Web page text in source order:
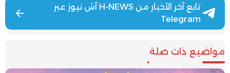
تابع آخر الأخبار من H-NEWS آش نيوز عبر
Telegram
مواضيع ذات صلة